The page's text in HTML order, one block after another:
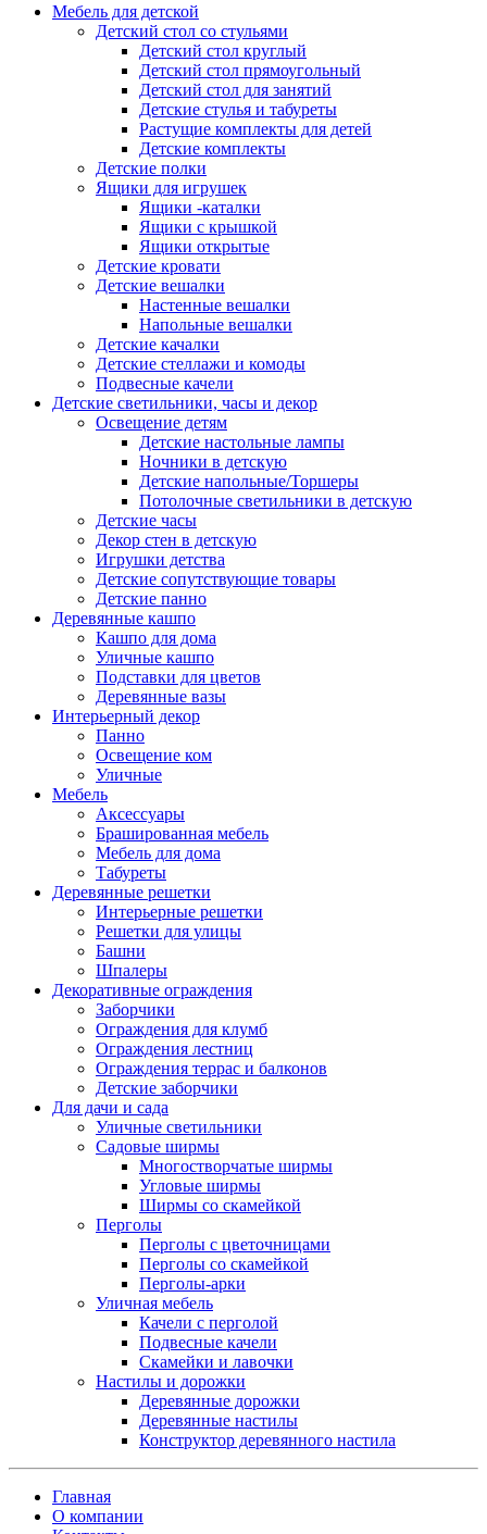
Мебель для детской
Детский стол со стульями
Детский стол круглый
Детский стол прямоугольный
Детский стол для занятий
Детские стулья и табуреты
Растущие комплекты для детей
Детские комплекты
Детские полки
Ящики для игрушек
Ящики -каталки
Ящики с крышкой
Ящики открытые
Детские кровати
Детские вешалки
Настенные вешалки
Напольные вешалки
Детские качалки
Детские стеллажи и комоды
Подвесные качели
Детские светильники, часы и декор
Освещение детям
Детские настольные лампы
Ночники в детскую
Детские напольные/Торшеры
Потолочные светильники в детскую
Детские часы
Декор стен в детскую
Игрушки детства
Детские сопутствующие товары
Детские панно
Деревянные кашпо
Кашпо для дома
Уличные кашпо
Подставки для цветов
Деревянные вазы
Интерьерный декор
Панно
Освещение ком
Уличные
Мебель
Аксессуары
Брашированная мебель
Мебель для дома
Табуреты
Деревянные решетки
Интерьерные решетки
Решетки для улицы
Башни
Шпалеры
Декоративные ограждения
Заборчики
Ограждения для клумб
Ограждения лестниц
Ограждения террас и балконов
Детские заборчики
Для дачи и сада
Уличные светильники
Садовые ширмы
Многостворчатые ширмы
Угловые ширмы
Ширмы со скамейкой
Перголы
Перголы с цветочницами
Перголы со скамейкой
Перголы-арки
Уличная мебель
Качели с перголой
Подвесные качели
Скамейки и лавочки
Настилы и дорожки
Деревянные дорожки
Деревянные настилы
Конструктор деревянного настила
Главная
О компании